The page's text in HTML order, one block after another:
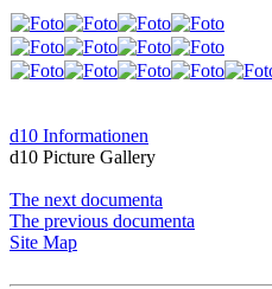
d10 Informationen
d10 Picture Gallery
The next documenta
The previous documenta
Site Map